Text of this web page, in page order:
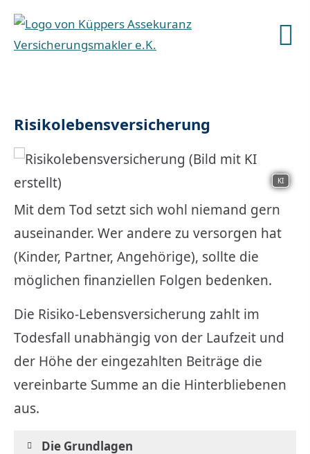
Risiko­lebens­ver­si­che­rung
KI
Mit dem Tod setzt sich wohl niemand gern
auseinander. Wer andere zu versorgen hat
(Kinder, Partner, Angehörige), sollte die
möglichen finanziellen Folgen bedenken.
Die Risiko-Lebensversicherung zahlt im
Todesfall unabhängig von der Laufzeit und
der Höhe der eingezahlten Beiträge die
vereinbarte Summe an die Hinterbliebenen
aus.
Die Grundlagen